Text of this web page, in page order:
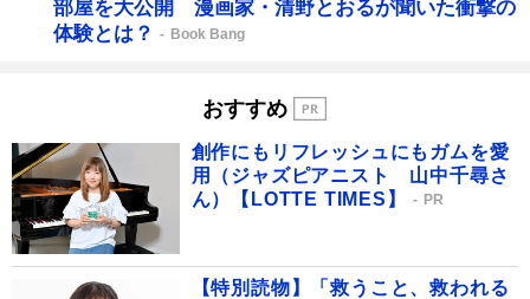
部屋を大公開 漫画家・清野とおるが聞いた衝撃の
体験とは？
Book Bang
おすすめ
創作にもリフレッシュにもガムを愛
用（ジャズピアニスト 山中千尋さ
ん）【LOTTE TIMES】
PR
【特別読物】「救うこと、救われる